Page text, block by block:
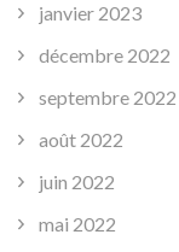
janvier 2023
décembre 2022
septembre 2022
août 2022
juin 2022
mai 2022